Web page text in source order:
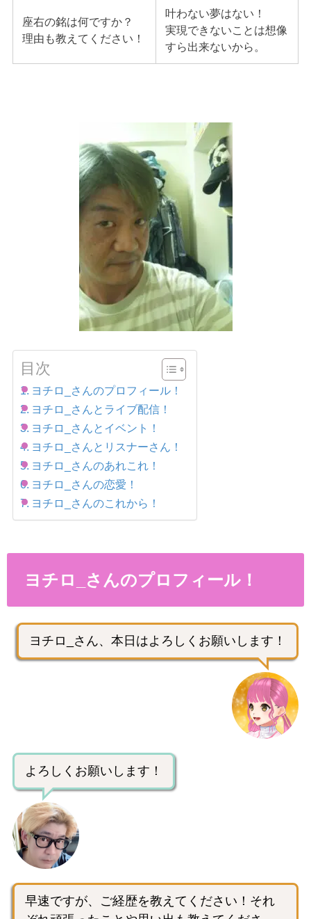
座右の銘は何ですか？
理由も教えてください！
叶わない夢はない！
実現できないことは想像
すら出来ないから。
目次
ヨチロ_さんのプロフィール！
ヨチロ_さんとライブ配信！
ヨチロ_さんとイベント！
ヨチロ_さんとリスナーさん！
ヨチロ_さんのあれこれ！
ヨチロ_さんの恋愛！
ヨチロ_さんのこれから！
ヨチロ_さんのプロフィール！
ヨチロ_さん、本日はよろしくお願いします！
よろしくお願いします！
早速ですが、ご経歴を教えてください！それ